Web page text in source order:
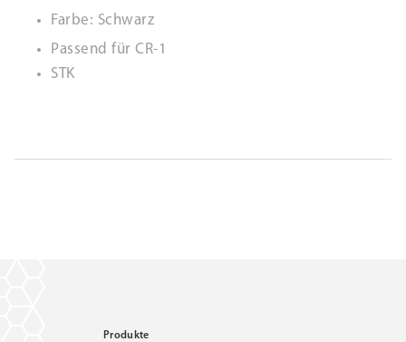
Farbe: Schwarz
Passend für CR-1
STK
Produkte